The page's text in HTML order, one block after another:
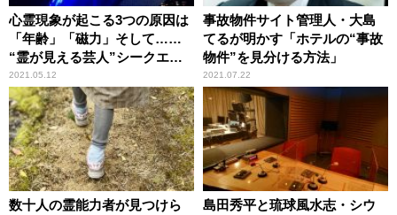
心霊現象が起こる3つの原因は
「年齢」「磁力」そして……
“霊が見える芸人”シークエン
スはやともが語る意外な環境
2021.05.12
事故物件サイト管理人・大島
てるが明かす「ホテルの“事故
物件”を見分ける方法」
2021.07.22
数十人の霊能力者が見つけら
島田秀平と琉球風水志・シウ